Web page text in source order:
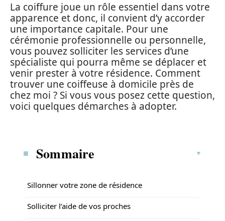
La coiffure joue un rôle essentiel dans votre
apparence et donc, il convient d’y accorder
une importance capitale. Pour une
cérémonie professionnelle ou personnelle,
vous pouvez solliciter les services d’une
spécialiste qui pourra même se déplacer et
venir prester à votre résidence. Comment
trouver une coiffeuse à domicile près de
chez moi ? Si vous vous posez cette question,
voici quelques démarches à adopter.
Sommaire
Sillonner votre zone de résidence
Solliciter l’aide de vos proches